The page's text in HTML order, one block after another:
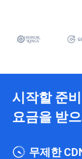
시작할 준
요금을 받
무제한